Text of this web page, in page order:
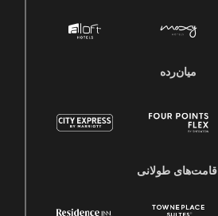
میان‌رده
اقامت‌های طولانی